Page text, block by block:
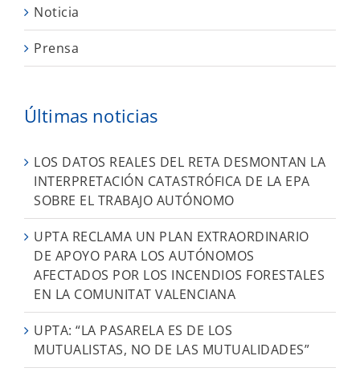
Noticia
Prensa
Últimas noticias
LOS DATOS REALES DEL RETA DESMONTAN LA
INTERPRETACIÓN CATASTRÓFICA DE LA EPA
SOBRE EL TRABAJO AUTÓNOMO
UPTA RECLAMA UN PLAN EXTRAORDINARIO
DE APOYO PARA LOS AUTÓNOMOS
AFECTADOS POR LOS INCENDIOS FORESTALES
EN LA COMUNITAT VALENCIANA
UPTA: “LA PASARELA ES DE LOS
MUTUALISTAS, NO DE LAS MUTUALIDADES”